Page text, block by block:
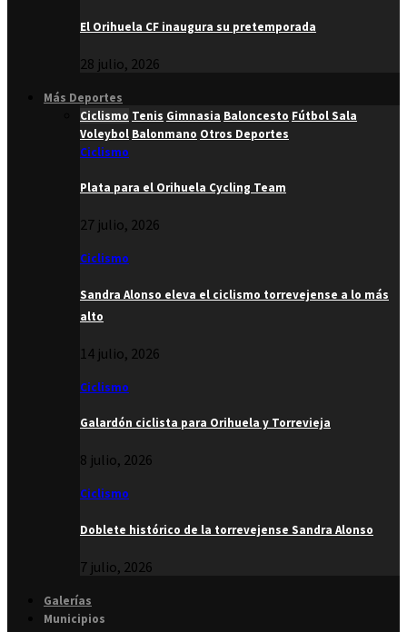
El Orihuela CF inaugura su pretemporada
28 julio, 2026
Más Deportes
Ciclismo Tenis Gimnasia Baloncesto Fútbol Sala
Voleybol Balonmano Otros Deportes
Ciclismo
Plata para el Orihuela Cycling Team
27 julio, 2026
Ciclismo
Sandra Alonso eleva el ciclismo torrevejense a lo más
alto
14 julio, 2026
Ciclismo
Galardón ciclista para Orihuela y Torrevieja
8 julio, 2026
Ciclismo
Doblete histórico de la torrevejense Sandra Alonso
7 julio, 2026
Galerías
Municipios